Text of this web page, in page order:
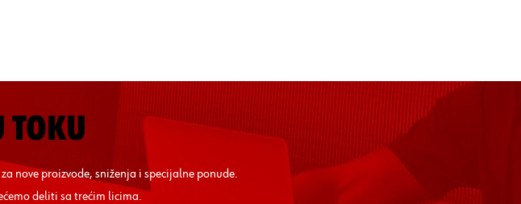
TOKU
nove proizvode, sniženja i specijalne ponude.
deliti sa trećim licima.